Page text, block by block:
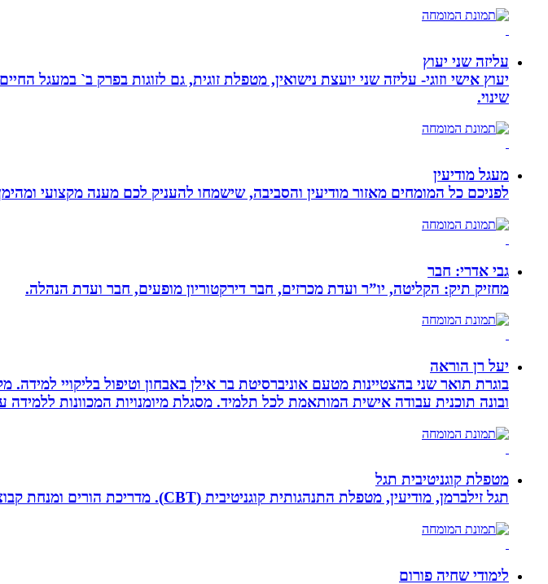
עליזה שני יעוץ
יעוץ אישי וזוגי- עליזה שני יועצת נישואין, מטפלת זוגית, גם לזוגות בפרק ב` במעגל
שינוי.
מעגל מודיעין
לפניכם כל המומחים מאזור מודיעין והסביבה, שישמחו להעניק לכם מענה מקצועי
גבי אדרי: חבר
מחזיק תיק: הקליטה, יו”ר ועדת מכרזים, חבר דירקטוריון מופעים, חבר ועדת הנהלה.
יעל רן הוראה
בוגרת תואר שני בהצטיינות מטעם אוניברסיטת בר אילן באבחון וטיפול בליקויי
ובונה תוכנית עבודה אישית המותאמת לכל תלמיד. מסגלת מיומנויות המכוונות
מטפלת קוגניטיבית תגל
תגל זילברמן, מודיעין, מטפלת התנהגותית קוגניטיבית (CBT). מדריכת הורים ומנחת קבוצות. מומחית להפרעות קשב ואכילה רגשית. מטפלת בילדים, מתבגרים ומבוגרים.
לימודי שחיה פורום